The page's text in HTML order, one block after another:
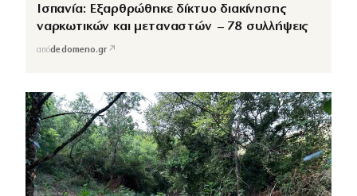
Ισπανία: Εξαρθρώθηκε δίκτυο διακίνησης
ναρκωτικών και μεταναστών – 78 συλλήψεις
απόdedomeno.gr ↗